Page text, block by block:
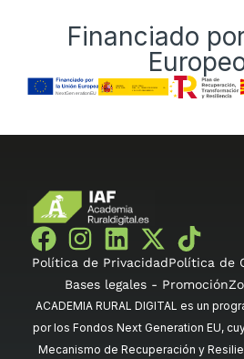
Financiado
Política de PrivacidadPolítica de
Bases legales - Promoción
ACADEMIA RURAL DIGITAL es un
por los Fondos Next Generation EU,
Mecanismo de Recuperación y